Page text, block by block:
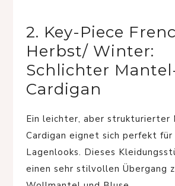
2. Key-Piece
Herbst/ Winter:
Schlichter
Cardigan
Ein leichter, aber strukturierter
Cardigan eignet sich perfekt für
Lagenlooks. Dieses
einen sehr stilvollen Übergang